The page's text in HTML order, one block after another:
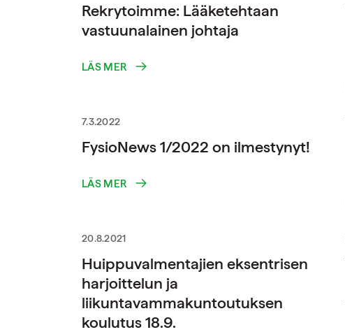
Rekrytoimme: Lääketehtaan
vastuunalainen johtaja
LÄS MER
7.3.2022
FysioNews 1/2022 on ilmestynyt!
LÄS MER
20.8.2021
Huippuvalmentajien eksentrisen
harjoittelun ja
liikuntavammakuntoutuksen
koulutus 18.9.